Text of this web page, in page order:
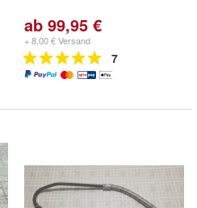
ab 99,95 €
+ 8,00 € Versand
7